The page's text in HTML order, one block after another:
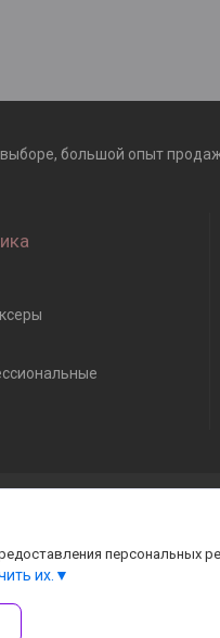
большой опыт
персональных
их.